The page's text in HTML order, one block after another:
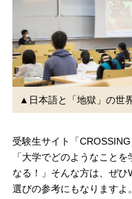
▲日本語と「地獄」の世
受験生サイト「
「大学でどのようなこと
なる！」そんな方は、ぜ
選びの参考にもなりますよ。